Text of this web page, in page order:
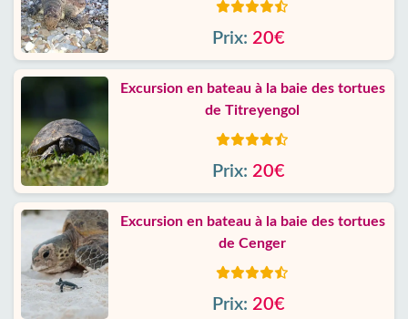
Prix: 20€
Excursion en bateau à la baie des tortues
de Titreyengol
Prix: 20€
Excursion en bateau à la baie des tortues
de Cenger
Prix: 20€